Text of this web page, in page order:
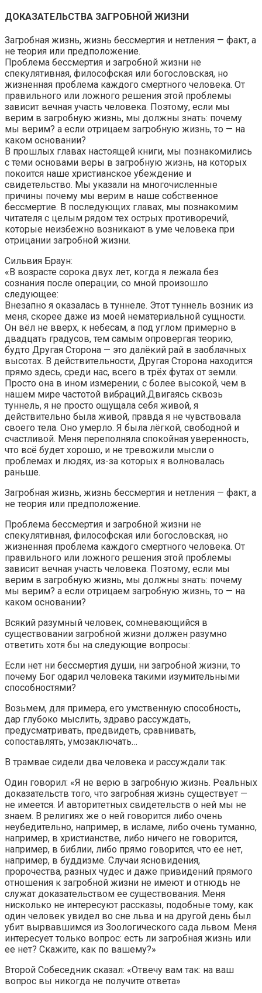
ДОКАЗАТЕЛЬСТВА ЗАГРОБНОЙ ЖИЗНИ
Загробная жизнь, жизнь бессмертия и нетления — факт, а
не теория или предположение.
Проблема бессмертия и загробной жизни не
спекулятивная, философская или богословская, но
жизненная проблема каждого смертного человека. От
правильного или ложного решения этой проблемы
зависит вечная участь человека. Поэтому, если мы
верим в загробную жизнь, мы должны знать: почему
мы верим? а если отрицаем загробную жизнь, то — на
каком основании?
В прошлых главах настоящей книги, мы познакомились
с теми основами веры в загробную жизнь, на которых
покоится наше христианское убеждение и
свидетельство. Мы указали на многочисленные
причины почему мы верим в наше собственное
бессмертие. В последующих главах, мы познакомим
читателя с целым рядом тех острых противоречий,
которые неизбежно возникают в уме человека при
отрицании загробной жизни.
Сильвия Браун:
«В возрасте сорока двух лет, когда я лежала без
сознания после операции, со мной произошло
следующее:
Внезапно я оказалась в туннеле. Этот туннель возник из
меня, скорее даже из моей нематериальной сущности.
Он вёл не вверх, к небесам, а под углом примерно в
двадцать градусов, тем самым опровергая теорию,
будто Другая Сторона — это далёкий рай в заоблачных
высотах. В действительности, Другая Сторона находится
прямо здесь, среди нас, всего в трёх футах от земли.
Просто она в ином измерении, с более высокой, чем в
нашем мире частотой вибраций.Двигаясь сквозь
туннель, я не просто ощущала себя живой, я
действительно была живой, правда я не чувствовала
своего тела. Оно умерло. Я была лёгкой, свободной и
счастливой. Меня переполняла спокойная уверенность,
что всё будет хорошо, и не тревожили мысли о
проблемах и людях, из-за которых я волновалась
раньше.
Загробная жизнь, жизнь бессмертия и нетления — факт, а
не теория или предположение.
Проблема бессмертия и загробной жизни не
спекулятивная, философская или богословская, но
жизненная проблема каждого смертного человека. От
правильного или ложного решения этой проблемы
зависит вечная участь человека. Поэтому, если мы
верим в загробную жизнь, мы должны знать: почему
мы верим? а если отрицаем загробную жизнь, то — на
каком основании?
Всякий разумный человек, сомневающийся в
существовании загробной жизни должен разумно
ответить хотя бы на следующие вопросы:
Если нет ни бессмертия души, ни загробной жизни, то
почему Бог одарил человека такими изумительными
способностями?
Возьмем, для примера, его умственную способность,
дар глубоко мыслить, здраво рассуждать,
предусматривать, предвидеть, сравнивать,
сопоставлять, умозаключать…
В трамвае сидели два человека и рассуждали так:
Один говорил: «Я не верю в загробную жизнь. Реальных
доказательств того, что загробная жизнь существует —
не имеется. И авторитетных свидетельств о ней мы не
знаем. В религиях же о ней говорится либо очень
неубедительно, например, в исламе, либо очень туманно,
например, в христианстве, либо ничего не говорится,
например, в библии, либо прямо говорится, что ее нет,
например, в буддизме. Случаи ясновидения,
пророчества, разных чудес и даже привидений прямого
отношения к загробной жизни не имеют и отнюдь не
служат доказательством ее существования. Меня
нисколько не интересуют рассказы, подобные тому, как
один человек увидел во сне льва и на другой день был
убит вырвавшимся из Зоологического сада львом. Меня
интересует только вопрос: есть ли загробная жизнь или
ее нет? Скажите, как по вашему?»
Второй Собеседник сказал: «Отвечу вам так: на ваш
вопрос вы никогда не получите ответа»